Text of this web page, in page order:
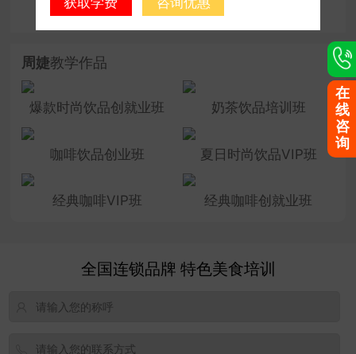
咨询老师
周婕教学作品
爆款时尚饮品创就业班 奶茶饮品培训班
咖啡饮品创业班 夏日时尚饮品VIP班
经典咖啡VIP班 经典咖啡创就业班
全国连锁品牌 特色美食培训
在
线
咨
询